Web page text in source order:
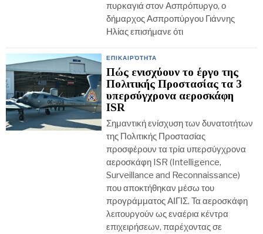
πυρκαγιά στον Ασπρόπυργο, ο
δήμαρχος Ασπροπύργου Γιάννης
Ηλίας επισήμανε ότι
ΕΠΙΚΑΙΡΌΤΗΤΑ
Πώς ενισχύουν το έργο της
Πολιτικής Προστασίας τα 3
υπερσύγχρονα αεροσκάφη
ISR
Σημαντική ενίσχυση των δυνατοτήτων
της Πολιτικής Προστασίας
προσφέρουν τα τρία υπερσύγχρονα
αεροσκάφη ISR (Intelligence,
Surveillance and Reconnaissance)
που αποκτήθηκαν μέσω του
προγράμματος ΑΙΓΙΣ. Τα αεροσκάφη
λειτουργούν ως εναέρια κέντρα
επιχειρήσεων, παρέχοντας σε